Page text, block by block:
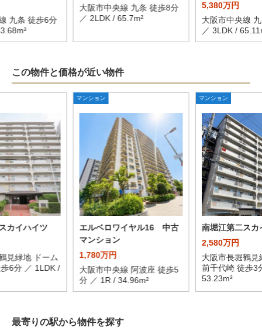
九条 徒歩6分
大阪市中央線 九条 徒歩8分
／ 2LDK / 65.7m²
5,380万円
大阪市中央線
／ 3LDK /
この物件と価格が近い物件
カイハイツ
見緑地 ドーム
6分 ／ 1LDK /
マンション
エルベロワイヤル16 中古
マンション
1,780万円
大阪市中央線 阿波座 徒歩5
分 ／ 1R / 34.96m²
マンション
南堀江第二スカ
2,580万円
大阪市長堀鶴見
前千代崎 徒歩3
53.23m²
最寄りの駅から物件を探す